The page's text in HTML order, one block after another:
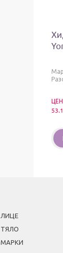
ЛИЦЕ
ТЯЛО
МАРКИ